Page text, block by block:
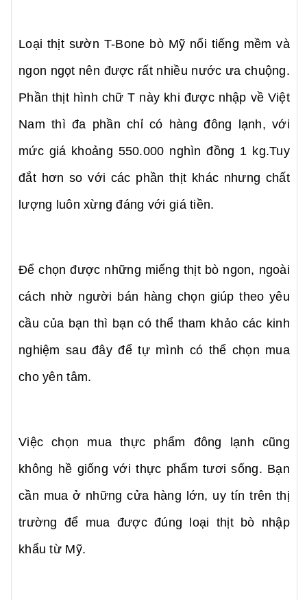
Loại thịt sườn T-Bone bò Mỹ nổi tiếng mềm và
ngon ngọt nên được rất nhiều nước ưa chuộng.
Phần thịt hình chữ T này khi được nhập về Việt
Nam thì đa phần chỉ có hàng đông lạnh, với
mức giá khoảng 550.000 nghìn đồng 1 kg.Tuy
đắt hơn so với các phần thịt khác nhưng chất
lượng luôn xừng đáng với giá tiền.
Để chọn được những miếng thịt bò ngon, ngoài
cách nhờ người bán hàng chọn giúp theo yêu
cầu của bạn thì bạn có thể tham khảo các kinh
nghiệm sau đây để tự mình có thể chọn mua
cho yên tâm.
Việc chọn mua thực phẩm đông lạnh cũng
không hề giống với thực phẩm tươi sống. Bạn
cần mua ở những cửa hàng lớn, uy tín trên thị
trường để mua được đúng loại thịt bò nhập
khẩu từ Mỹ.